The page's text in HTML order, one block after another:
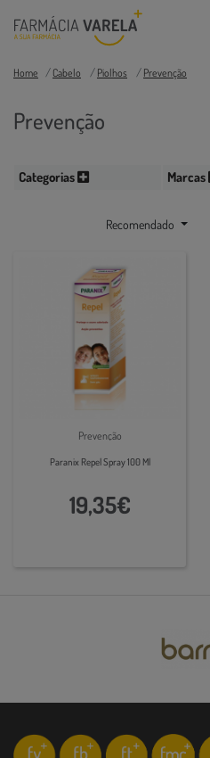
Home Cabelo Piolhos Prevenção
Prevenção
Categorias Marcas
Recomendado
Prevenção
Paranix Repel Spray 100 Ml
19,35€